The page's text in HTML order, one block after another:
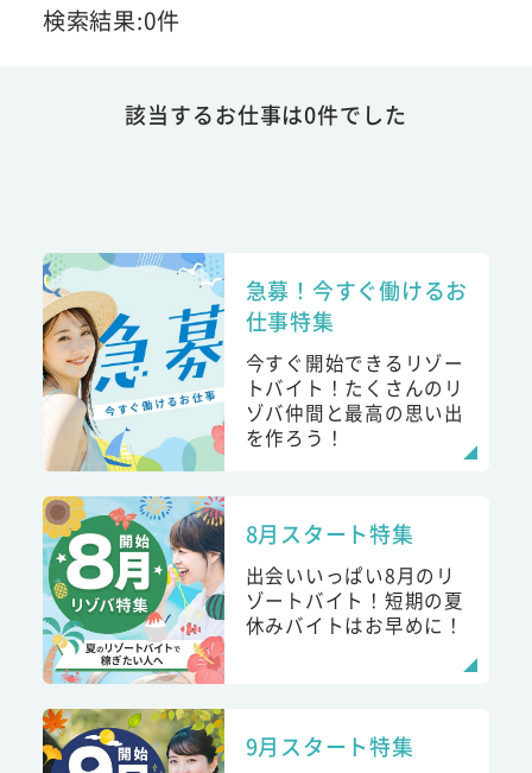
検索結果:0件
該当するお仕事は0件でした
急募！今すぐ働けるお
仕事特集
今すぐ開始できるリゾー
トバイト！たくさんのリ
ゾバ仲間と最高の思い出
を作ろう！
8月スタート特集
出会いいっぱい8月のリ
ゾートバイト！短期の夏
休みバイトはお早めに！
9月スタート特集